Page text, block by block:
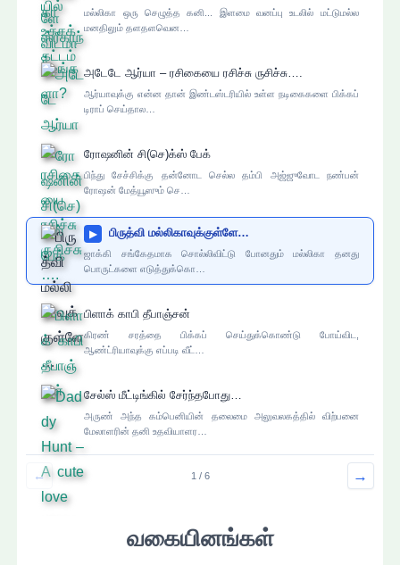
மல்லிகா ஒரு செழுத்த கனி... இளமை வனப்பு உடலில் மட்டுமல்ல
மனதிலும் தளதளவென…
அடேடே ஆர்யா – ரசிகையை ரசிச்சு ருசிச்சு….
ஆர்யாவுக்கு என்ன தான் இண்டஸ்டரியில் உள்ள நடிகைகளை பிக்கப்
டிராப் செய்தால…
ரோஷனின் சி(செ)க்ஸ் பேக்
பிந்து சேச்சிக்கு தன்னோட செல்ல தம்பி அஜ்ஜுவோட நண்பன்
ரோஷன் மேத்யூஸும் செ…
▶ பிருத்வி மல்லிகாவுக்குள்ளே…
ஜாக்கி சங்கேதமாக சொல்லிவிட்டு போனதும் மல்லிகா தனது
பொருட்களை எடுத்துக்கொ…
பிளாக் காபி தீபாஞ்சன்
கிரண் சரத்தை பிக்கப் செய்துக்கொண்டு போய்விட,
ஆண்ட்ரியாவுக்கு எப்படி வீட்…
சேல்ஸ் மீட்டிங்கில் சேர்ந்தபோது…
அருண் அந்த கம்பெனியின் தலைமை அலுவலகத்தில் விற்பனை
மேலாளரின் தனி உதவியாளர…
← 1 / 6 →
வகையினங்கள்